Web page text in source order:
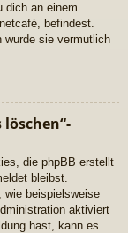
dich an einem
befindest.
wurde sie vermutlich
löschen“-
die phpBB erstellt
bleibst.
wie beispielsweise
aktiviert
hast, kann es